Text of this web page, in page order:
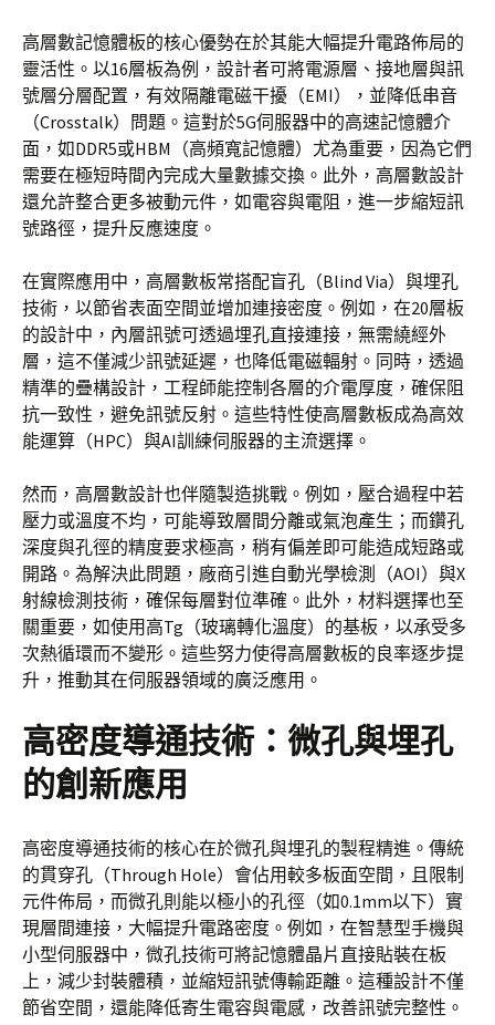
高層數記憶體板的核心優勢在於其能大幅提升電路佈局的
靈活性。以16層板為例，設計者可將電源層、接地層與訊
號層分層配置，有效隔離電磁干擾（EMI），並降低串音
（Crosstalk）問題。這對於5G伺服器中的高速記憶體介
面，如DDR5或HBM（高頻寬記憶體）尤為重要，因為它們
需要在極短時間內完成大量數據交換。此外，高層數設計
還允許整合更多被動元件，如電容與電阻，進一步縮短訊
號路徑，提升反應速度。
在實際應用中，高層數板常搭配盲孔（Blind Via）與埋孔
技術，以節省表面空間並增加連接密度。例如，在20層板
的設計中，內層訊號可透過埋孔直接連接，無需繞經外
層，這不僅減少訊號延遲，也降低電磁輻射。同時，透過
精準的疊構設計，工程師能控制各層的介電厚度，確保阻
抗一致性，避免訊號反射。這些特性使高層數板成為高效
能運算（HPC）與AI訓練伺服器的主流選擇。
然而，高層數設計也伴隨製造挑戰。例如，壓合過程中若
壓力或溫度不均，可能導致層間分離或氣泡產生；而鑽孔
深度與孔徑的精度要求極高，稍有偏差即可能造成短路或
開路。為解決此問題，廠商引進自動光學檢測（AOI）與X
射線檢測技術，確保每層對位準確。此外，材料選擇也至
關重要，如使用高Tg（玻璃轉化溫度）的基板，以承受多
次熱循環而不變形。這些努力使得高層數板的良率逐步提
升，推動其在伺服器領域的廣泛應用。
高密度導通技術：微孔與埋孔
的創新應用
高密度導通技術的核心在於微孔與埋孔的製程精進。傳統
的貫穿孔（Through Hole）會佔用較多板面空間，且限制
元件佈局，而微孔則能以極小的孔徑（如0.1mm以下）實
現層間連接，大幅提升電路密度。例如，在智慧型手機與
小型伺服器中，微孔技術可將記憶體晶片直接貼裝在板
上，減少封裝體積，並縮短訊號傳輸距離。這種設計不僅
節省空間，還能降低寄生電容與電感，改善訊號完整性。